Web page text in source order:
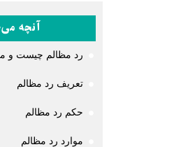
آنچه
رد مظالم چیست و
تعریف رد مظالم
حکم رد مظالم
موارد رد مظالم